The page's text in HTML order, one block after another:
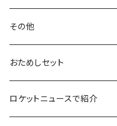
その他
おためしセット
ロケットニュースで紹介